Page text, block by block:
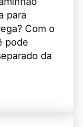
para
Com o
pode
da